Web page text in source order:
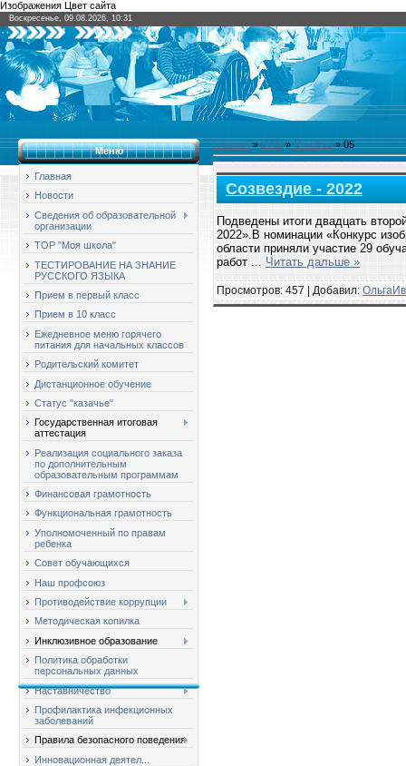
Изображения Цвет сайта
Воскресенье, 09.08.2026, 10:31
Меню
Главная
Новости
Сведения об образовательной
организации
ТОР "Моя школа"
ТЕСТИРОВАНИЕ НА ЗНАНИЕ
РУССКОГО ЯЗЫКА
Прием в первый класс
Прием в 10 класс
Ежедневное меню горячего
питания для начальных классов
Родительский комитет
Дистанционное обучение
Статус "казачье"
Государственная итоговая
аттестация
Реализация социального заказа
по дополнительным
образовательным программам
Финансовая грамотность
Функциональная грамотность
Уполномоченный по правам
ребенка
Совет обучающихся
Наш профсоюз
Противодействие коррупции
Методическая копилка
Инклюзивное образование
Политика обработки
персональных данных
Наставничество
Профилактика инфекционных
заболеваний
Правила безопасного поведения
Инновационная деятел...
Главная»2022 » Октябрь » 05
Созвездие - 2022
Подведены итоги двадцать
2022».В номинации «Конкурс
области приняли участие 29
работ ... Читать дальше »
Просмотров: 457 | Добавил: